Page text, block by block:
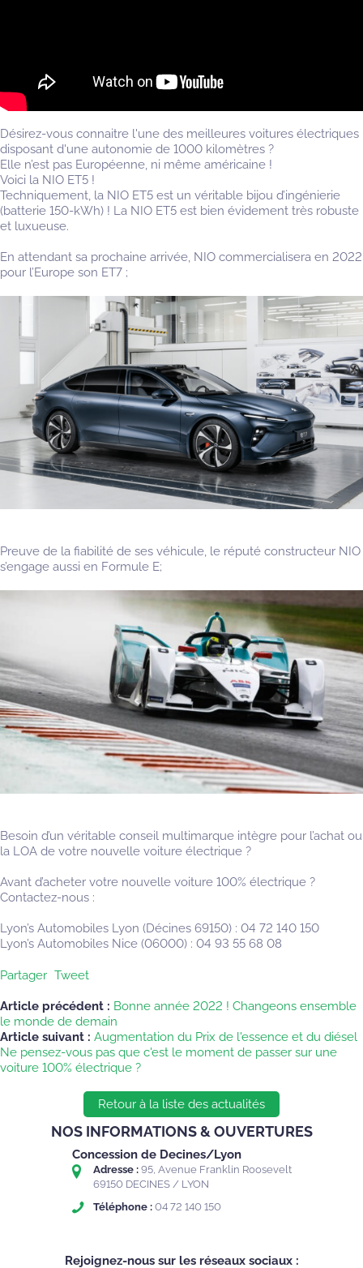
Désirez-vous connaitre l'une des meilleures voitures électriques
disposant d'une autonomie de 1000 kilomètres ?
Elle n’est pas Européenne, ni même américaine !
Voici la NIO ET5 !
Techniquement, la NIO ET5 est un véritable bijou d’ingénierie
(batterie 150-kWh) ! La NIO ET5 est bien évidement très robuste
et luxueuse.
En attendant sa prochaine arrivée, NIO commercialisera en 2022
pour l’Europe son ET7 ;
Preuve de la fiabilité de ses véhicule, le réputé constructeur NIO
s’engage aussi en Formule E;
Besoin d’un véritable conseil multimarque intègre pour l’achat ou
la LOA de votre nouvelle voiture électrique ?
Avant d’acheter votre nouvelle voiture 100% électrique ?
Contactez-nous :
Lyon’s Automobiles Lyon (Décines 69150) : 04 72 140 150
Lyon’s Automobiles Nice (06000) : 04 93 55 68 08
Partager Tweet
Article précédent : Bonne année 2022 ! Changeons ensemble
le monde de demain
Article suivant : Augmentation du Prix de l'essence et du diésel
Ne pensez-vous pas que c'est le moment de passer sur une
voiture 100% électrique ?
Retour à la liste des actualités
NOS INFORMATIONS & OUVERTURES
Concession de Decines/Lyon
Adresse : 95, Avenue Franklin Roosevelt
69150 DECINES / LYON
Téléphone : 04 72 140 150
Rejoignez-nous sur les réseaux sociaux :